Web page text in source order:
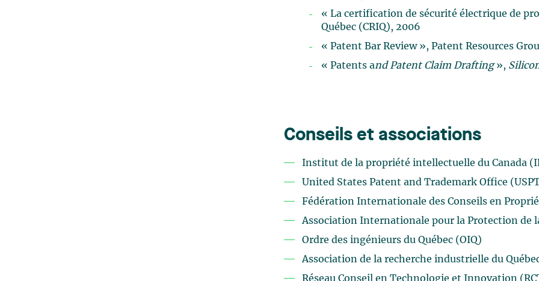
« La certification de sécurité électrique de
Québec (CRIQ), 2006
« Patent Bar Review », Patent Resources
« Patents and Patent Claim Drafting»,
Conseils et associations
Institut de la propriété intellectuelle du Canada
United States Patent and Trademark Office
Fédération Internationale des Conseils en
Association Internationale pour la Protection de
Ordre des ingénieurs du Québec (OIQ)
Association de la recherche industrielle du
Réseau Conseil en Technologie et Innovation